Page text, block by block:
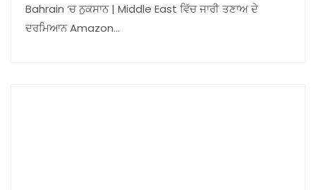
Bahrain ‘ਚ ਨੁਕਸਾਨ | Middle East ਵਿੱਚ ਜਾਰੀ ਤਣਾਅ ਦੇ
ਦਰਮਿਆਨ Amazon…